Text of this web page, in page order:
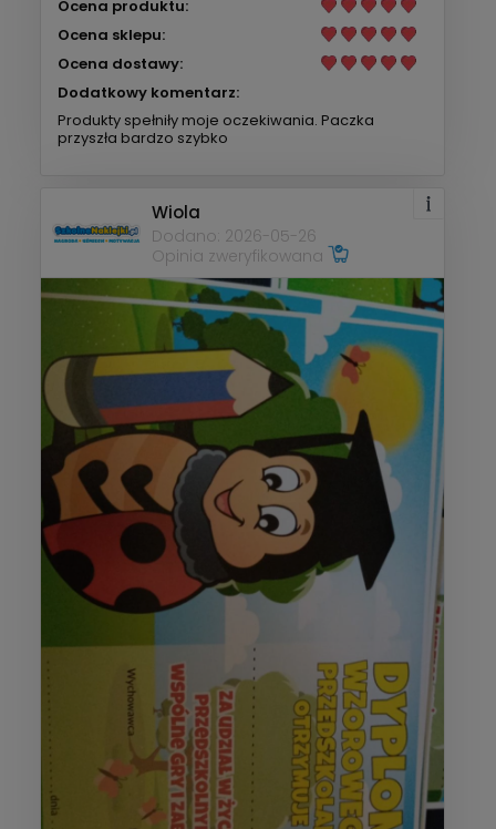
Ocena produktu:
Ocena sklepu:
Ocena dostawy:
Dodatkowy komentarz:
Produkty spełniły moje oczekiwania. Paczka
przyszła bardzo szybko
Wiola
Dodano: 2026-05-26
Opinia zweryfikowana